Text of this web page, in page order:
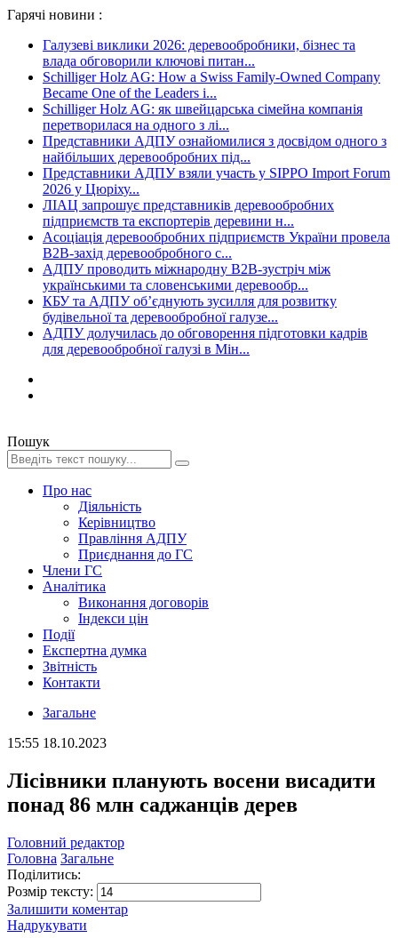
Гарячі новини :
Галузеві виклики 2026: деревообробники, бізнес та
влада обговорили ключові питан...
Schilliger Holz AG: How a Swiss Family-Owned Company
Became One of the Leaders i...
Schilliger Holz AG: як швейцарська сімейна компанія
перетворилася на одного з лі...
Представники АДПУ ознайомилися з досвідом одного з
найбільших деревообробних під...
Представники АДПУ взяли участь у SIPPO Import Forum
2026 у Цюріху...
ЛІАЦ запрошує представників деревообробних
підприємств та експортерів деревини н...
Асоціація деревообробних підприємств України провела
B2B-захід деревообробного с...
АДПУ проводить міжнародну B2B-зустріч між
українськими та словенськими деревообр...
КБУ та АДПУ об’єднують зусилля для розвитку
будівельної та деревообробної галузе...
АДПУ долучилась до обговорення підготовки кадрів
для деревообробної галузі в Мін...
Пошук
Про нас
Діяльність
Керівництво
Правління АДПУ
Приєднання до ГС
Члени ГС
Аналітика
Виконання договорів
Індекси цін
Події
Експертна думка
Звітність
Контакти
Загальне
15:55 18.10.2023
Лісівники планують восени висадити
понад 86 млн саджанців дерев
Головний редактор
Головна Загальне
Поділитись:
Розмір тексту:
Залишити коментар
Надрукувати